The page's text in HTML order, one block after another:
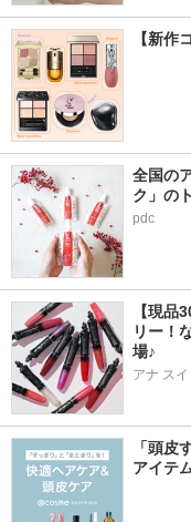
【新作
全国の
ク」の
pdc
【現品
リー！
場♪
アナ ス
「頭皮
アイテ